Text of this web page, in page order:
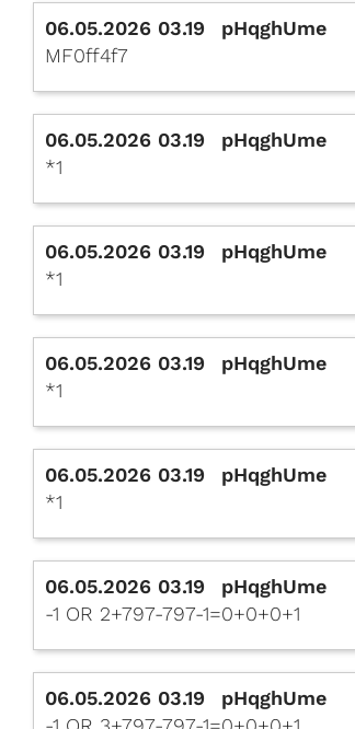
06.05.2026 03.19
pHqghUme
MF0ff4f7
06.05.2026 03.19
pHqghUme
*1
06.05.2026 03.19
pHqghUme
*1
06.05.2026 03.19
pHqghUme
*1
06.05.2026 03.19
pHqghUme
*1
06.05.2026 03.19
pHqghUme
-1 OR 2+797-797-1=0+0+0+1
06.05.2026 03.19
pHqghUme